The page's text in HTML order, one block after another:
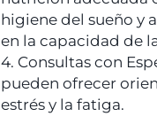
higiene del sueño y
en la capacidad de
4. Consultas con
pueden ofrecer
estrés y la fatiga.